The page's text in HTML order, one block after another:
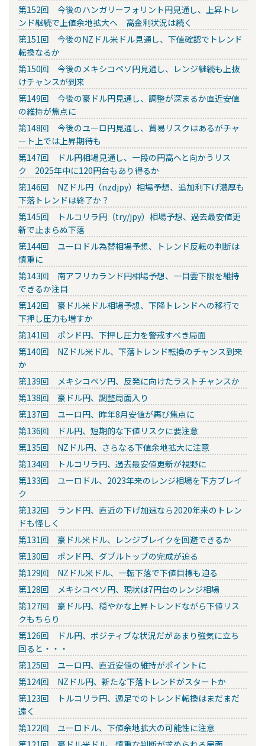
第152回 今後のハンガリーフォリント円見通し、上昇トレ
ンド継続で上値余地拡大へ 高金利状況は続く
第151回 今後のNZドル米ドル見通し、下値確認でトレンド
転換なるか
第150回 今後のメキシコペソ円見通し、レンジ継続も上抜
けチャンスが到来
第149回 今後の豪ドル円見通し、調整が深まるか直近安値
の維持が焦点に
第148回 今後のユーロ円見通し、貿易リスクはあるがチャ
ート上では上昇期待も
第147回 ドル円相場見通し、一段の円高へと向かうリス
ク 2025年中に120円台もあり得るか
第146回 NZドル円（nzdjpy）相場予想、追加利下げ濃厚も
下落トレンドは終了か？
第145回 トルコリラ円（try/jpy）相場予想、過去最安値更
新で止まらぬ下落
第144回 ユーロドル為替相場予想、トレンド反転の判断は
慎重に
第143回 南アフリカランド円相場予想、一目雲下限を維持
できるか注目
第142回 豪ドル米ドル相場予想、下降トレンドへの移行で
下押し圧力も増すか
第141回 ポンド円、下押し圧力を警戒すべき局面
第140回 NZドル米ドル、下落トレンド転換のチャンス到来
か
第139回 メキシコペソ円、反発に向けたラストチャンスか
第138回 豪ドル円、調整局面入り
第137回 ユーロ円、昨年8月安値が再び焦点に
第136回 ドル円、短期的な下値リスクに要注意
第135回 NZドル円、さらなる下値余地拡大に注意
第134回 トルコリラ円、過去最安値更新が視野に
第133回 ユーロドル、2023年来のレンジ相場を下方ブレイ
ク
第132回 ランド円、直近の下げ加速なら2020年来のトレン
ドも怪しく
第131回 豪ドル米ドル、レンジブレイクを回避できるか
第130回 ポンド円、ダブルトップの完成が迫る
第129回 NZドル米ドル、一転下落で下値目標も迫る
第128回 メキシコペソ円、現状は7円台のレンジ相場
第127回 豪ドル円、穏やかな上昇トレンドながら下値リス
クもちらり
第126回 ドル円、ポジティブな状況だがあまり強気に立ち
回ると・・・
第125回 ユーロ円、直近安値の維持がポイントに
第124回 NZドル円、新たな下落トレンドがスタートか
第123回 トルコリラ円、週足でのトレンド転換はまだまだ
遠く
第122回 ユーロドル、下値余地拡大の可能性に注意